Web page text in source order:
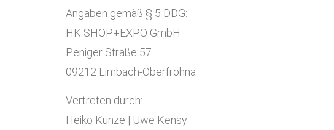
Angaben gemäß § 5 DDG:
HK SHOP+EXPO GmbH
Peniger Straße 57
09212 Limbach-Oberfrohna
Vertreten durch:
Heiko Kunze | Uwe Kensy